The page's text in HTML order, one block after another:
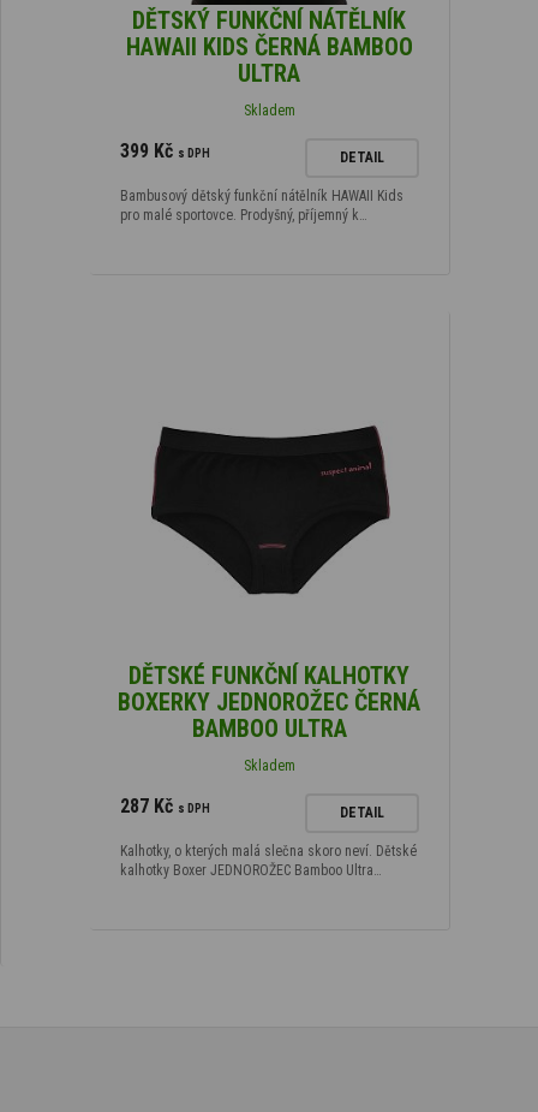
DĚTSKÝ FUNKČNÍ NÁTĚLNÍK
HAWAII KIDS ČERNÁ BAMBOO
ULTRA
Skladem
399 Kč s DPH DETAIL
Bambusový dětský funkční nátělník HAWAII Kids
pro malé sportovce. Prodyšný, příjemný k…
DĚTSKÉ FUNKČNÍ KALHOTKY
BOXERKY JEDNOROŽEC ČERNÁ
BAMBOO ULTRA
Skladem
287 Kč s DPH DETAIL
Kalhotky, o kterých malá slečna skoro neví. Dětské
kalhotky Boxer JEDNOROŽEC Bamboo Ultra…